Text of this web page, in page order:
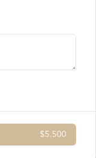
$5.500